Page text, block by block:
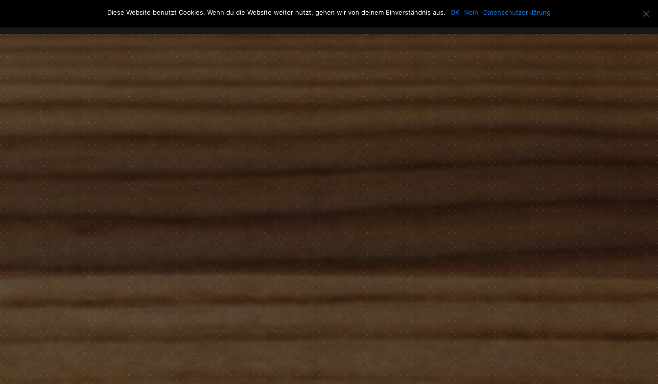
The Howling Men Filme & Serien Musik Spielzeug Literatur Allerlei Über die Howling Men
Search
Diese Website benutzt Cookies. Wenn du die Website weiter nutzt, gehen wir von deinem Einverständnis aus. OK Nein Datenschutzerklärung